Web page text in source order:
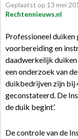
Geplaatst op 13 mei
Rechtennieuws.nl
Professioneel
voorbereiding en
daadwerkelijk
een onderzoek van
duikbedrijven zijn bij
geconstateerd. De
de duik begint’.
De controle van de